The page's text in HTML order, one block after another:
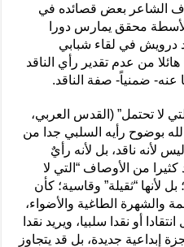
الشاعر بعض قصائده في
محقق يمارس دورا
درويش في لقاء شبابي
من عدم تقدير رأي الناقد
عنه- ضمنياً- صفة الناقد.
لا تحتمل” (القدس العربي،
الله بوضوح رأيه السلبي جدا من
لأنه ناقد، بل لأنه رأيٌ
كثيرا من الأوصاف “التي لا
لأنها “ثقيلة” وقاسية؛ كأن
والشهرة الطاغية والأضواء،
أو نقدا سلبيا، ويريد نقدا
إبداعية جديدة، بل قد يتجاوز